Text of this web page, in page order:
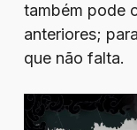
também pode
anteriores;
que não falta.